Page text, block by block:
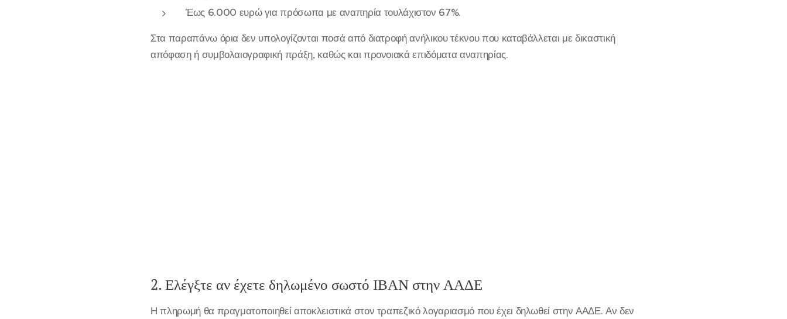
Έως 6.000 ευρώ για πρόσωπα με αναπηρία τουλάχιστον 67%.
Στα παραπάνω όρια δεν υπολογίζονται ποσά από διατροφή ανήλικου τέκνου που καταβάλλεται με δικαστική
απόφαση ή συμβολαιογραφική πράξη, καθώς και προνοιακά επιδόματα αναπηρίας.
2. Ελέγξτε αν έχετε δηλωμένο σωστό ΙΒΑΝ στην ΑΑΔΕ
Η πληρωμή θα πραγματοποιηθεί αποκλειστικά στον τραπεζικό λογαριασμό που έχει δηλωθεί στην ΑΑΔΕ. Αν δεν